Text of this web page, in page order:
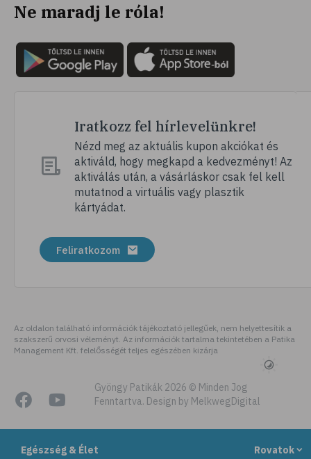
Egészség & Élet Rovatok
# fertőző betegségek
# köhögés
# orrfolyás
# immunrendszer
# immunerősítés
# szellőztetés
# kézmosás
# szépségápolás
# izlandi zuzmó
# szemirritáció
# emésztőrendszer
# emésztési zavarok
# puffadás
# gyomorégés
Ne maradj le róla!
Iratkozz fel hírlevelünkre!
Nézd meg az aktuális kupon akciókat és
aktiváld, hogy megkapd a kedvezményt! Az
aktiválás után, a vásárláskor csak fel kell
mutatnod a virtuális vagy plasztik
kártyádat.
Feliratkozom
Az oldalon található információk tájékoztató jellegűek, nem helyettesítik a
szakszerű orvosi véleményt. Az információk tartalma tekintetében a Patika
Management Kft. felelősségét teljes egészében kizárja
Gyöngy Patikák 2026 © Minden Jog
Fenntartva. Design by MelkwegDigital